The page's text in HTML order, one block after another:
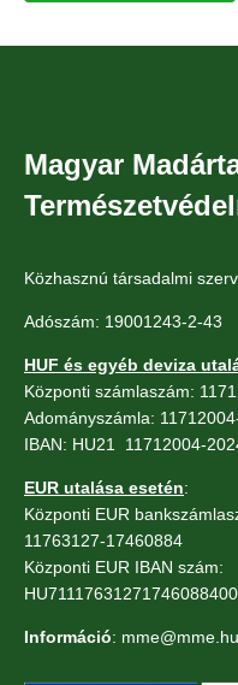
Magyar
Közhasznú társadalmi
Adószám: 19001243-2-43
HUF és egyéb deviza
Központi számlaszám:
Adományszámla:
IBAN: HU21 11712004-
EUR utalása esetén:
Központi EUR
11763127-17460884
Központi EUR IBAN szám:
Információ: mme@mme.hu